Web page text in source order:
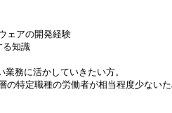
ェアの開発経験
る知識
務に活かしていきたい方。
特定職種の労働者が相当程度少ないた